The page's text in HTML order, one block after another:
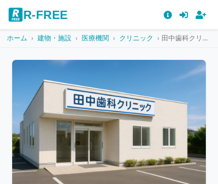
R-FREE
ホーム 建物・施設 医療機関 クリニック 田中歯科クリニックのベージュタイル外壁と青い看板